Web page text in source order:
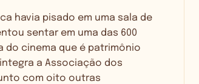
havia pisado em uma sala de
sentar em uma das 600
do cinema que é patrimônio
a Associação dos
com oito outras